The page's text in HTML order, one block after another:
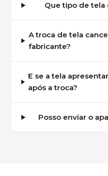
Que tipo de tela
A troca de tela
fabricante?
E se a tela
após a troca?
Posso enviar o